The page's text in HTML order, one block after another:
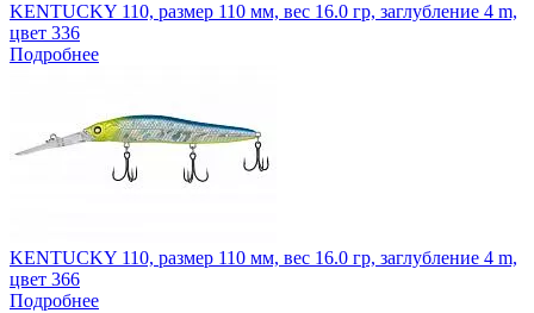
KENTUCKY 110, размер 110 мм, вес 16.0 гр, заглубление 4 m,
цвет 336
Подробнее
KENTUCKY 110, размер 110 мм, вес 16.0 гр, заглубление 4 m,
цвет 366
Подробнее